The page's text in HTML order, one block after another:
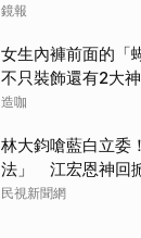
鏡報
女生內褲前面的「
不只裝飾還有2大
造咖
林大鈞嗆藍白立委
法」 江宏恩神回
民視新聞網